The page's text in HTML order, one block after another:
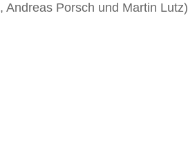
Porsch und Martin Lutz)